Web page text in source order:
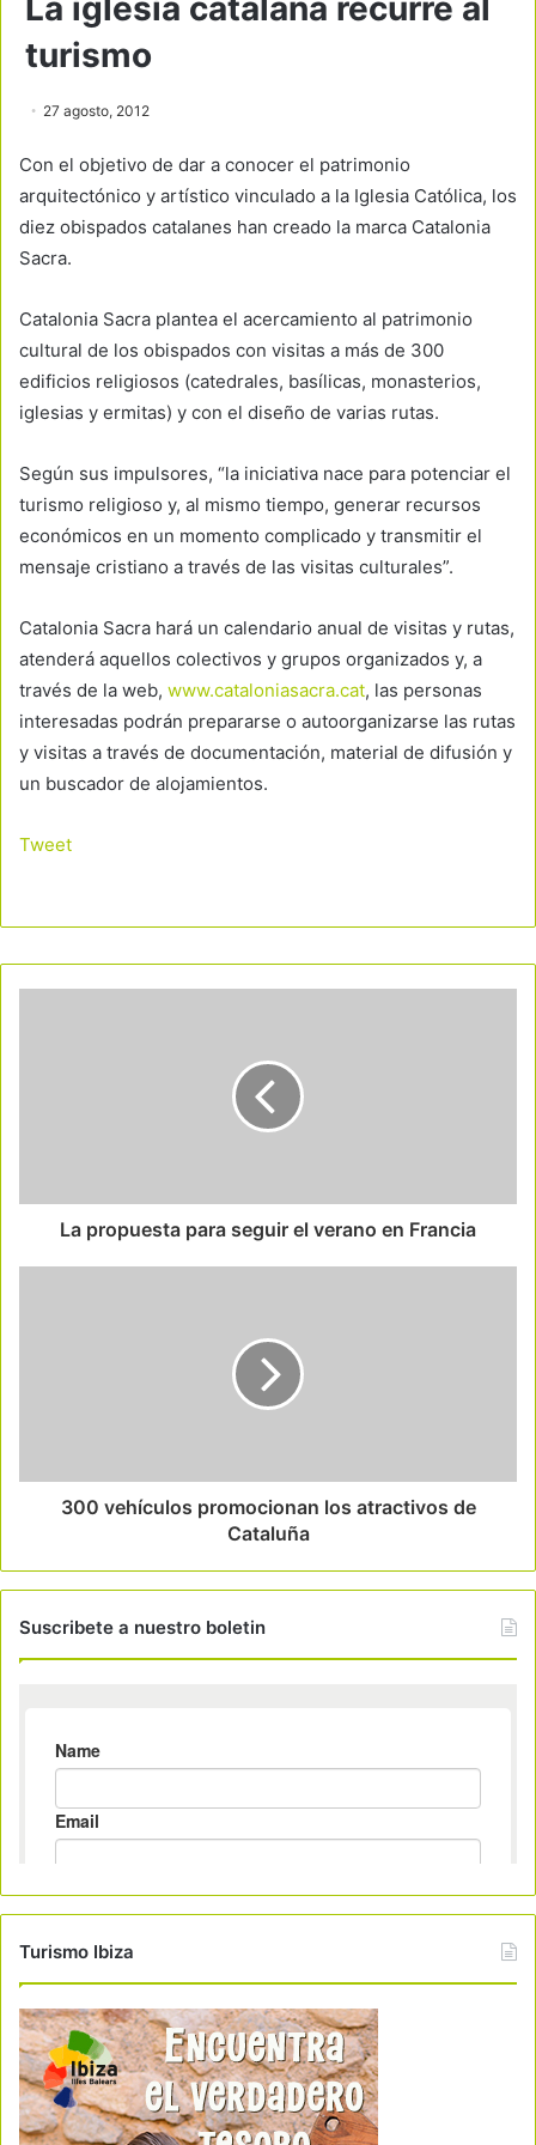
La iglesia catalana recurre al
turismo
27 agosto, 2012
Con el objetivo de dar a conocer el patrimonio
arquitectónico y artístico vinculado a la Iglesia Católica, los
diez obispados catalanes han creado la marca Catalonia
Sacra.
Catalonia Sacra plantea el acercamiento al patrimonio
cultural de los obispados con visitas a más de 300
edificios religiosos (catedrales, basílicas, monasterios,
iglesias y ermitas) y con el diseño de varias rutas.
Según sus impulsores, “la iniciativa nace para potenciar el
turismo religioso y, al mismo tiempo, generar recursos
económicos en un momento complicado y transmitir el
mensaje cristiano a través de las visitas culturales”.
Catalonia Sacra hará un calendario anual de visitas y rutas,
atenderá aquellos colectivos y grupos organizados y, a
través de la web, www.cataloniasacra.cat, las personas
interesadas podrán prepararse o autoorganizarse las rutas
y visitas a través de documentación, material de difusión y
un buscador de alojamientos.
Tweet
La propuesta para seguir el verano en Francia
300 vehículos promocionan los atractivos de
Cataluña
Suscribete a nuestro boletin
Turismo Ibiza